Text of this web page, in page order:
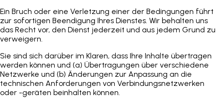
Ein Bruch oder eine Verletzung einer der Bedingungen führt
zur sofortigen Beendigung Ihres Dienstes. Wir behalten uns
das Recht vor, den Dienst jederzeit und aus jedem Grund zu
verweigern.
Sie sind sich darüber im Klaren, dass Ihre Inhalte übertragen
werden können und (a) Übertragungen über verschiedene
Netzwerke und (b) Änderungen zur Anpassung an die
technischen Anforderungen von Verbindungsnetzwerken
oder -geräten beinhalten können.